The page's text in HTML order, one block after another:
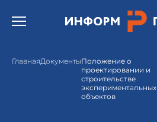
Открыть бургер меню.
ГлавнаяДокументыПоложение о
проектировании и
строительстве
экспериментальных
объектов